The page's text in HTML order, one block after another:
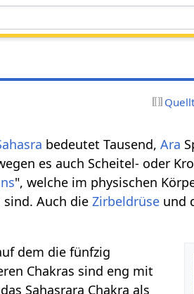
bedeutet Tausend,Ara
es auch Scheitel- oder
", welche im physischen
sind. Auch dieZirbeldrüse und
dem die fünfzig
Chakras sind eng mit
Sahasrara Chakra als